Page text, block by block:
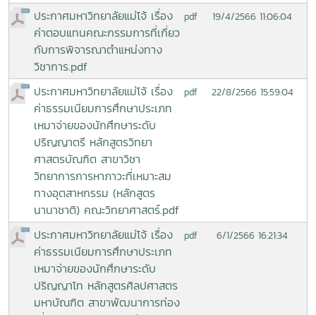
ประกาศมหาวิทยาลัยแม่โจ้ เรื่อง
ค่าตอบแทนคณะกรรมการที่เกี่ยว
กับการพิจารณาตำแหน่งทาง
วิชาการ.pdf
pdf 19/4/2566 11:06:04
ประกาศมหาวิทยาลัยแม่โจ้ เรื่อง
ค่าธรรมเนียมการศึกษาประเภท
เหมาจ่ายของนักศึกษาระดับ
ปริญญาตรี หลักสูตรวิทยา
ศาสตรบัณฑิต สาขาวิชา
วิทยาการการหาภาวะที่เหมาะสม
ทางอุตสาหกรรม (หลักสูตร
นานาชาติ) คณะวิทยาศาสตร์.pdf
pdf 22/8/2566 15:59:04
ประกาศมหาวิทยาลัยแม่โจ้ เรื่อง
ค่าธรรมเนียมการศึกษาประเภท
เหมาจ่ายของนักศึกษาระดับ
ปริญญาโท หลักสูตรศิลปศาสตร
มหาบัณฑิต สาขาพัฒนาการท่อง
pdf 6/1/2566 16:21:34